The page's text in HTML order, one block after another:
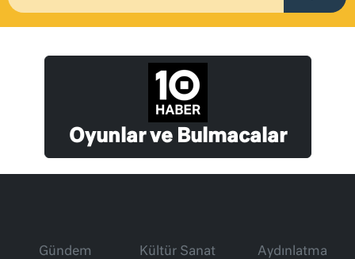
Oyunlar ve Bulmacalar
Gündem
Kültür Sanat
Aydınlatma